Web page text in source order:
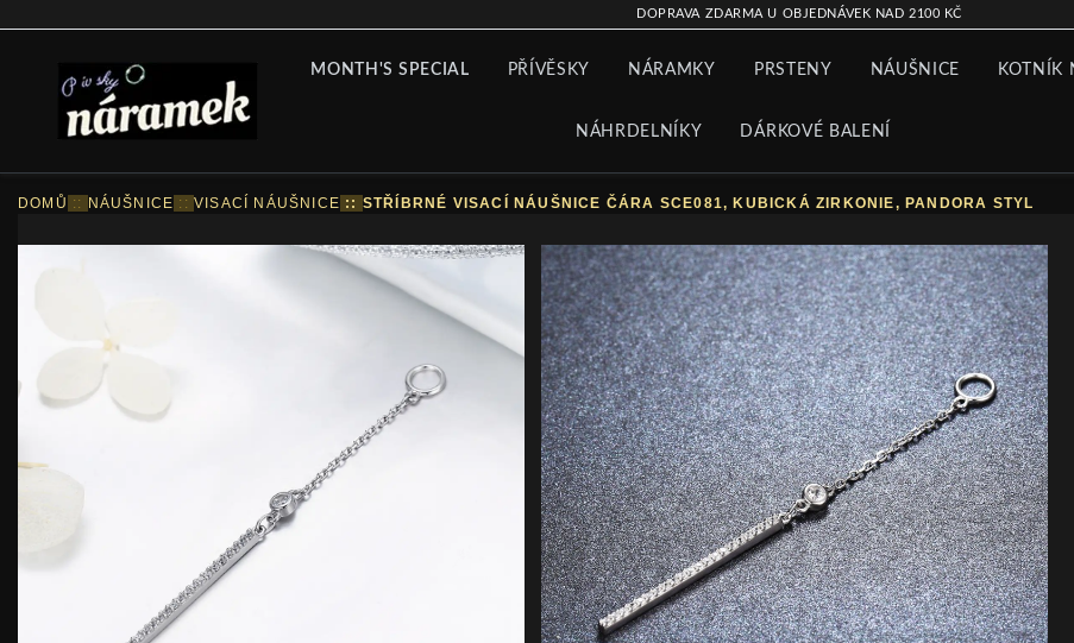
DOPRAVA ZDARMA U OBJEDNÁVEK NAD 2100 KČ
MONTH'S SPECIAL PŘÍVĚSKY NÁRAMKY PRSTENY NÁUŠNICE KOTNÍK
NÁHRDELNÍKY DÁRKOVÉ BALENÍ
DOMŮ :: NÁUŠNICE ::VISACÍ NÁUŠNICE :: STŘÍBRNÉ VISACÍ NÁUŠNICE ČÁRA SCE081, KUBICKÁ ZIRKONIE, PANDORA STYL